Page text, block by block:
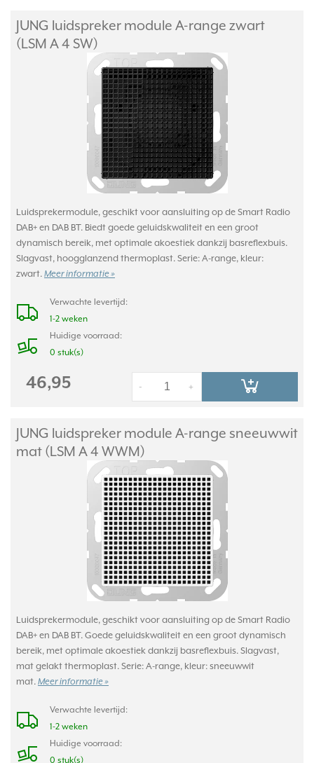
JUNG luidspreker module A-range zwart
(LSM A 4 SW)
Luidsprekermodule, geschikt voor aansluiting op de Smart Radio
DAB+ en DAB BT. Biedt goede geluidskwaliteit en een groot
dynamisch bereik, met optimale akoestiek dankzij basreflexbuis.
Slagvast, hoogglanzend thermoplast. Serie: A-range, kleur:
zwart. Meer informatie »
Verwachte levertijd:
1-2 weken
Huidige voorraad:
0 stuk(s)
46,95 +
-
JUNG luidspreker module A-range sneeuwwit
mat (LSM A 4 WWM)
Luidsprekermodule, geschikt voor aansluiting op de Smart Radio
DAB+ en DAB BT. Goede geluidskwaliteit en een groot dynamisch
bereik, met optimale akoestiek dankzij basreflexbuis. Slagvast,
mat gelakt thermoplast. Serie: A-range, kleur: sneeuwwit
mat. Meer informatie »
Verwachte levertijd:
1-2 weken
Huidige voorraad:
0 stuk(s)